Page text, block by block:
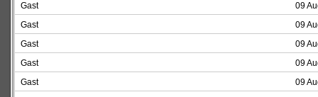
Gast
09
Gast
09
Gast
09
Gast
09
Gast
09